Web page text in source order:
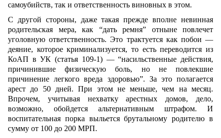
самоубийств, так и ответственность виновных в этом.
С другой стороны, даже такая прежде вполне невинная
родительская мера, как “дать ремня” отныне повлечет
уголовную ответственность. Это трактуется как побои —
деяние, которое криминализуется, то есть переводится из
КоАП в УК (статья 109-1) — “насильственные действия,
причинившие физическую боль, но не повлекшие
причинение легкого вреда здоровью”. За это полагается
арест до 50 дней. При этом не меньше, чем на месяц.
Впрочем, учитывая нехватку арестных домов, дело,
возможно, обойдется альтернативным штрафом. И
воспитательная порка выльется брутальному родителю в
сумму от 100 до 200 МРП.